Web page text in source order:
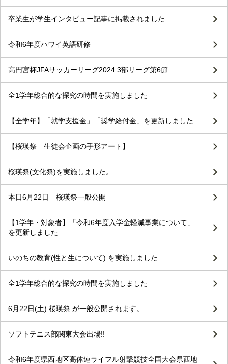
卒業生が学生インタビュー記事に掲載されました
令和6年度ハワイ英語研修
高円宮杯JFAサッカーリーグ2024 3部リーグ第6節
全1学年総合的な探究の時間を実施しました
【全学年】「就学支援金」「奨学給付金」を更新しました
【桜瑛祭 生徒会企画の手形アート】
桜瑛祭(文化祭)を実施しました。
本日6月22日 桜瑛祭一般公開
【1学年・対象者】「令和6年度入学金軽減事業について」
を更新しました
いのちの教育(性と生について) を実施しました
全1学年総合的な探究の時間を実施しました
6月22日(土) 桜瑛祭 が一般公開されます。
ソフトテニス部関東大会出場!!
令和6年度県西地区高体連ライフル射撃競技全国大会県西地